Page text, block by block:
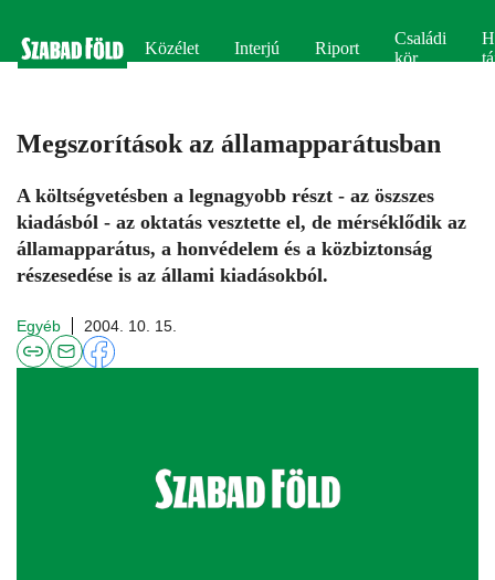
Közélet Interjú Riport
Családi
kör
Megszorítások az államapparátusban
A költségvetésben a legnagyobb részt - az öszszes
kiadásból - az oktatás vesztette el, de mérséklődik az
államapparátus, a honvédelem és a közbiztonság
részesedése is az állami kiadásokból.
Egyéb 2004. 10. 15.